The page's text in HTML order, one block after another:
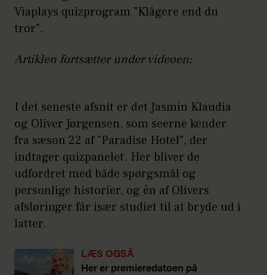
Viaplays quizprogram "Klågere end du
tror".
Artiklen fortsætter under videoen:
I det seneste afsnit er det Jasmin Klaudia
og Oliver Jørgensen, som seerne kender
fra sæson 22 af "Paradise Hotel", der
indtager quizpanelet. Her bliver de
udfordret med både spørgsmål og
personlige historier, og én af Olivers
afsløringer får især studiet til at bryde ud i
latter.
LÆS OGSÅ
Her er premieredatoen på